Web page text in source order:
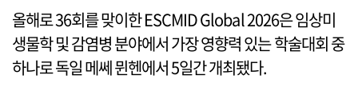
올해로 36회를 맞이한 ESCMID Global 2026은 임상미
생물학 및 감염병 분야에서 가장 영향력 있는 학술대회 중
하나로 독일 메쎄 뮌헨에서 5일간 개최됐다.